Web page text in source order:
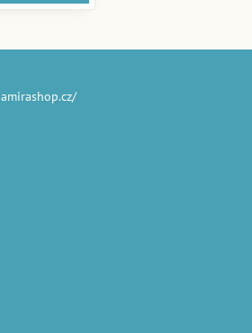
amirashop.cz/